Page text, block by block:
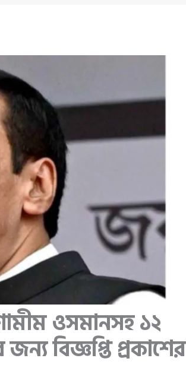
ওসমানসহ ১২
বিজ্ঞপ্তি প্রকাশের